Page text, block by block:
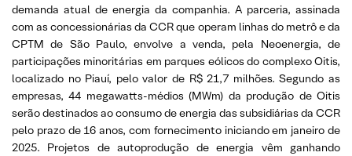
demanda atual de energia da companhia. A parceria, assinada
com as concessionárias da CCR que operam linhas do metrô e da
CPTM de São Paulo, envolve a venda, pela Neoenergia, de
participações minoritárias em parques eólicos do complexo Oitis,
localizado no Piauí, pelo valor de R$ 21,7 milhões. Segundo as
empresas, 44 megawatts-médios (MWm) da produção de Oitis
serão destinados ao consumo de energia das subsidiárias da CCR
pelo prazo de 16 anos, com fornecimento iniciando em janeiro de
2025. Projetos de autoprodução de energia vêm ganhando